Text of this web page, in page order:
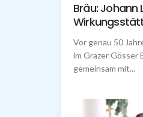
Bräu: Johann
Vor genau 50
im Grazer Gösser
gemeinsam mit...